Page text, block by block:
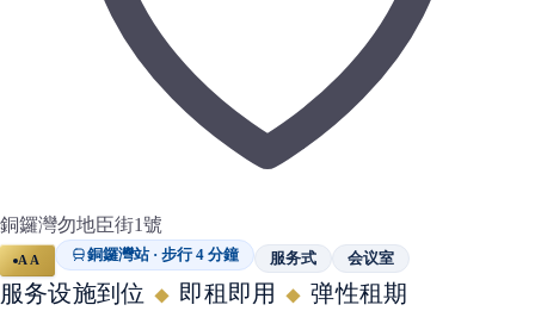
銅鑼灣勿地臣街1號
AA 銅鑼灣站 · 步行 4 分鐘 服务式 会议室
服务设施到位 ◆ 即租即用 ◆ 弹性租期